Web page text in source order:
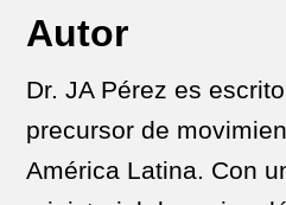
Autor
Dr. JA Pérez es
precursor de
América Latina. Con